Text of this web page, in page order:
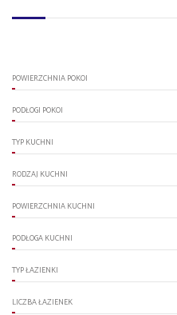
POWIERZCHNIA POKOI
PODŁOGI POKOI
TYP KUCHNI
RODZAJ KUCHNI
POWIERZCHNIA KUCHNI
PODŁOGA KUCHNI
TYP ŁAZIENKI
LICZBA ŁAZIENEK